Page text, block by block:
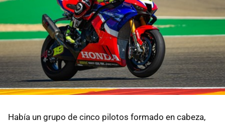
Había un grupo de cinco pilotos formado en cabeza,